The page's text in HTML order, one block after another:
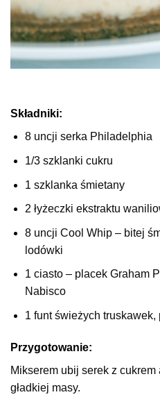
Składniki:
8 uncji serka Philadelphia
1/3 szklanki cukru
1 szklanka śmietany
2 łyżeczki ekstraktu
8 uncji Cool Whip – bitej
lodówki
1 ciasto – placek Graham
Nabisco
1 funt świeżych truskawek,
Przygotowanie:
Mikserem ubij serek z
gładkiej masy.